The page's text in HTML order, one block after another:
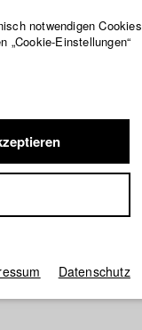
notwendigen Cookies
„Cookie-Einstellungen“
Datenschutz